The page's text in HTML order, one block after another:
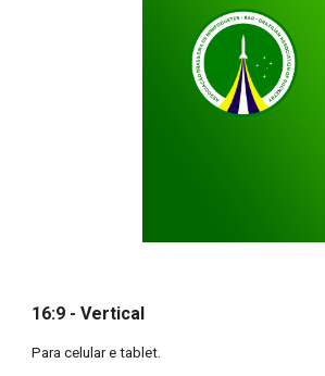
16:9 - Vertical
Para celular e tablet.